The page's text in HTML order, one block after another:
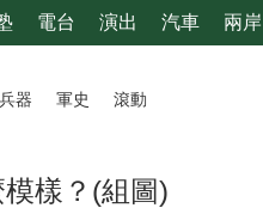
電台 演出 汽車 兩岸
兵器 軍史 滾動
樣？(組圖)